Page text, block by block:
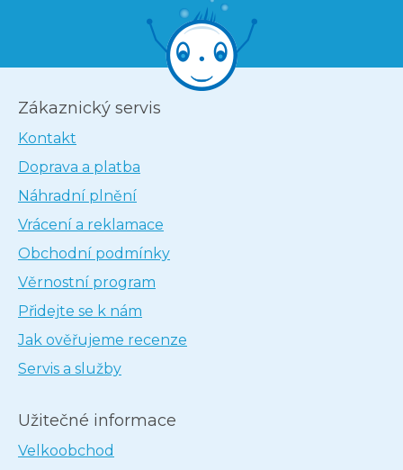
Zákaznický servis
Kontakt
Doprava a platba
Náhradní plnění
Vrácení a reklamace
Obchodní podmínky
Věrnostní program
Přidejte se k nám
Jak ověřujeme recenze
Servis a služby
Užitečné informace
Velkoobchod